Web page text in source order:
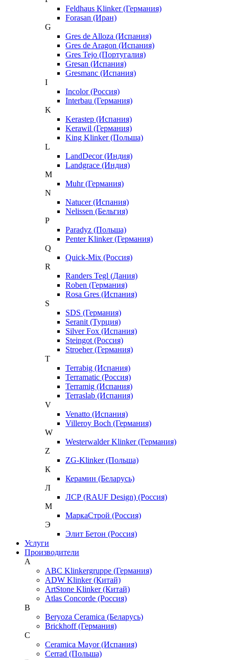
Feldhaus Klinker (Германия)
Forasan (Иран)
G
Gres de Alloza (Испания)
Gres de Aragon (Испания)
Gres Tejo (Португалия)
Gresan (Испания)
Gresmanc (Испания)
I
Incolor (Россия)
Interbau (Германия)
K
Kerastep (Испания)
Kerawil (Германия)
King Klinker (Польша)
L
LandDecor (Индия)
Landgrace (Индия)
M
Muhr (Германия)
N
Natucer (Испания)
Nelissen (Бельгия)
P
Paradyz (Польша)
Penter Klinker (Германия)
Q
Quick-Mix (Россия)
R
Randers Tegl (Дания)
Roben (Германия)
Rosa Gres (Испания)
S
SDS (Германия)
Seranit (Турция)
Silver Fox (Испания)
Steingot (Россия)
Stroeher (Германия)
T
Terrabig (Испания)
Terramatic (Россия)
Terramig (Испания)
Terraslab (Испания)
V
Venatto (Испания)
Villeroy Boch (Германия)
W
Westerwalder Klinker (Германия)
Z
ZG-Klinker (Польша)
К
Керамин (Беларусь)
Л
ЛСР (RAUF Design) (Россия)
М
МаркаСтрой (Россия)
Э
Элит Бетон (Россия)
Услуги
Производители
A
ABC Klinkergruppe (Германия)
ADW Klinker (Китай)
ArtStone Klinker (Китай)
Atlas Concorde (Россия)
B
Beryoza Ceramica (Беларусь)
Brickhoff (Германия)
C
Ceramica Mayor (Испания)
Cerrad (Польша)